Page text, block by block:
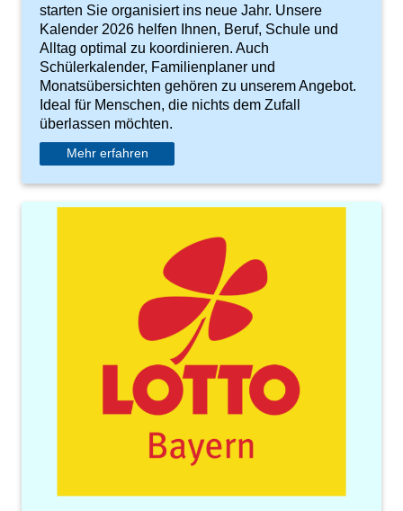
starten Sie organisiert ins neue Jahr. Unsere
Kalender 2026 helfen Ihnen, Beruf, Schule und
Alltag optimal zu koordinieren. Auch
Schülerkalender, Familienplaner und
Monatsübersichten gehören zu unserem Angebot.
Ideal für Menschen, die nichts dem Zufall
überlassen möchten.
Mehr erfahren